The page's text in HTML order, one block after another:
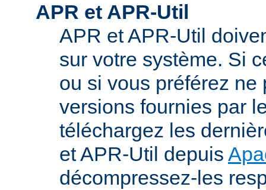
APR et APR-Util
APR et APR-Util
sur votre système. Si
ou si vous préférez ne
versions fournies par
téléchargez les
et APR-Util depuis
décompressez-les